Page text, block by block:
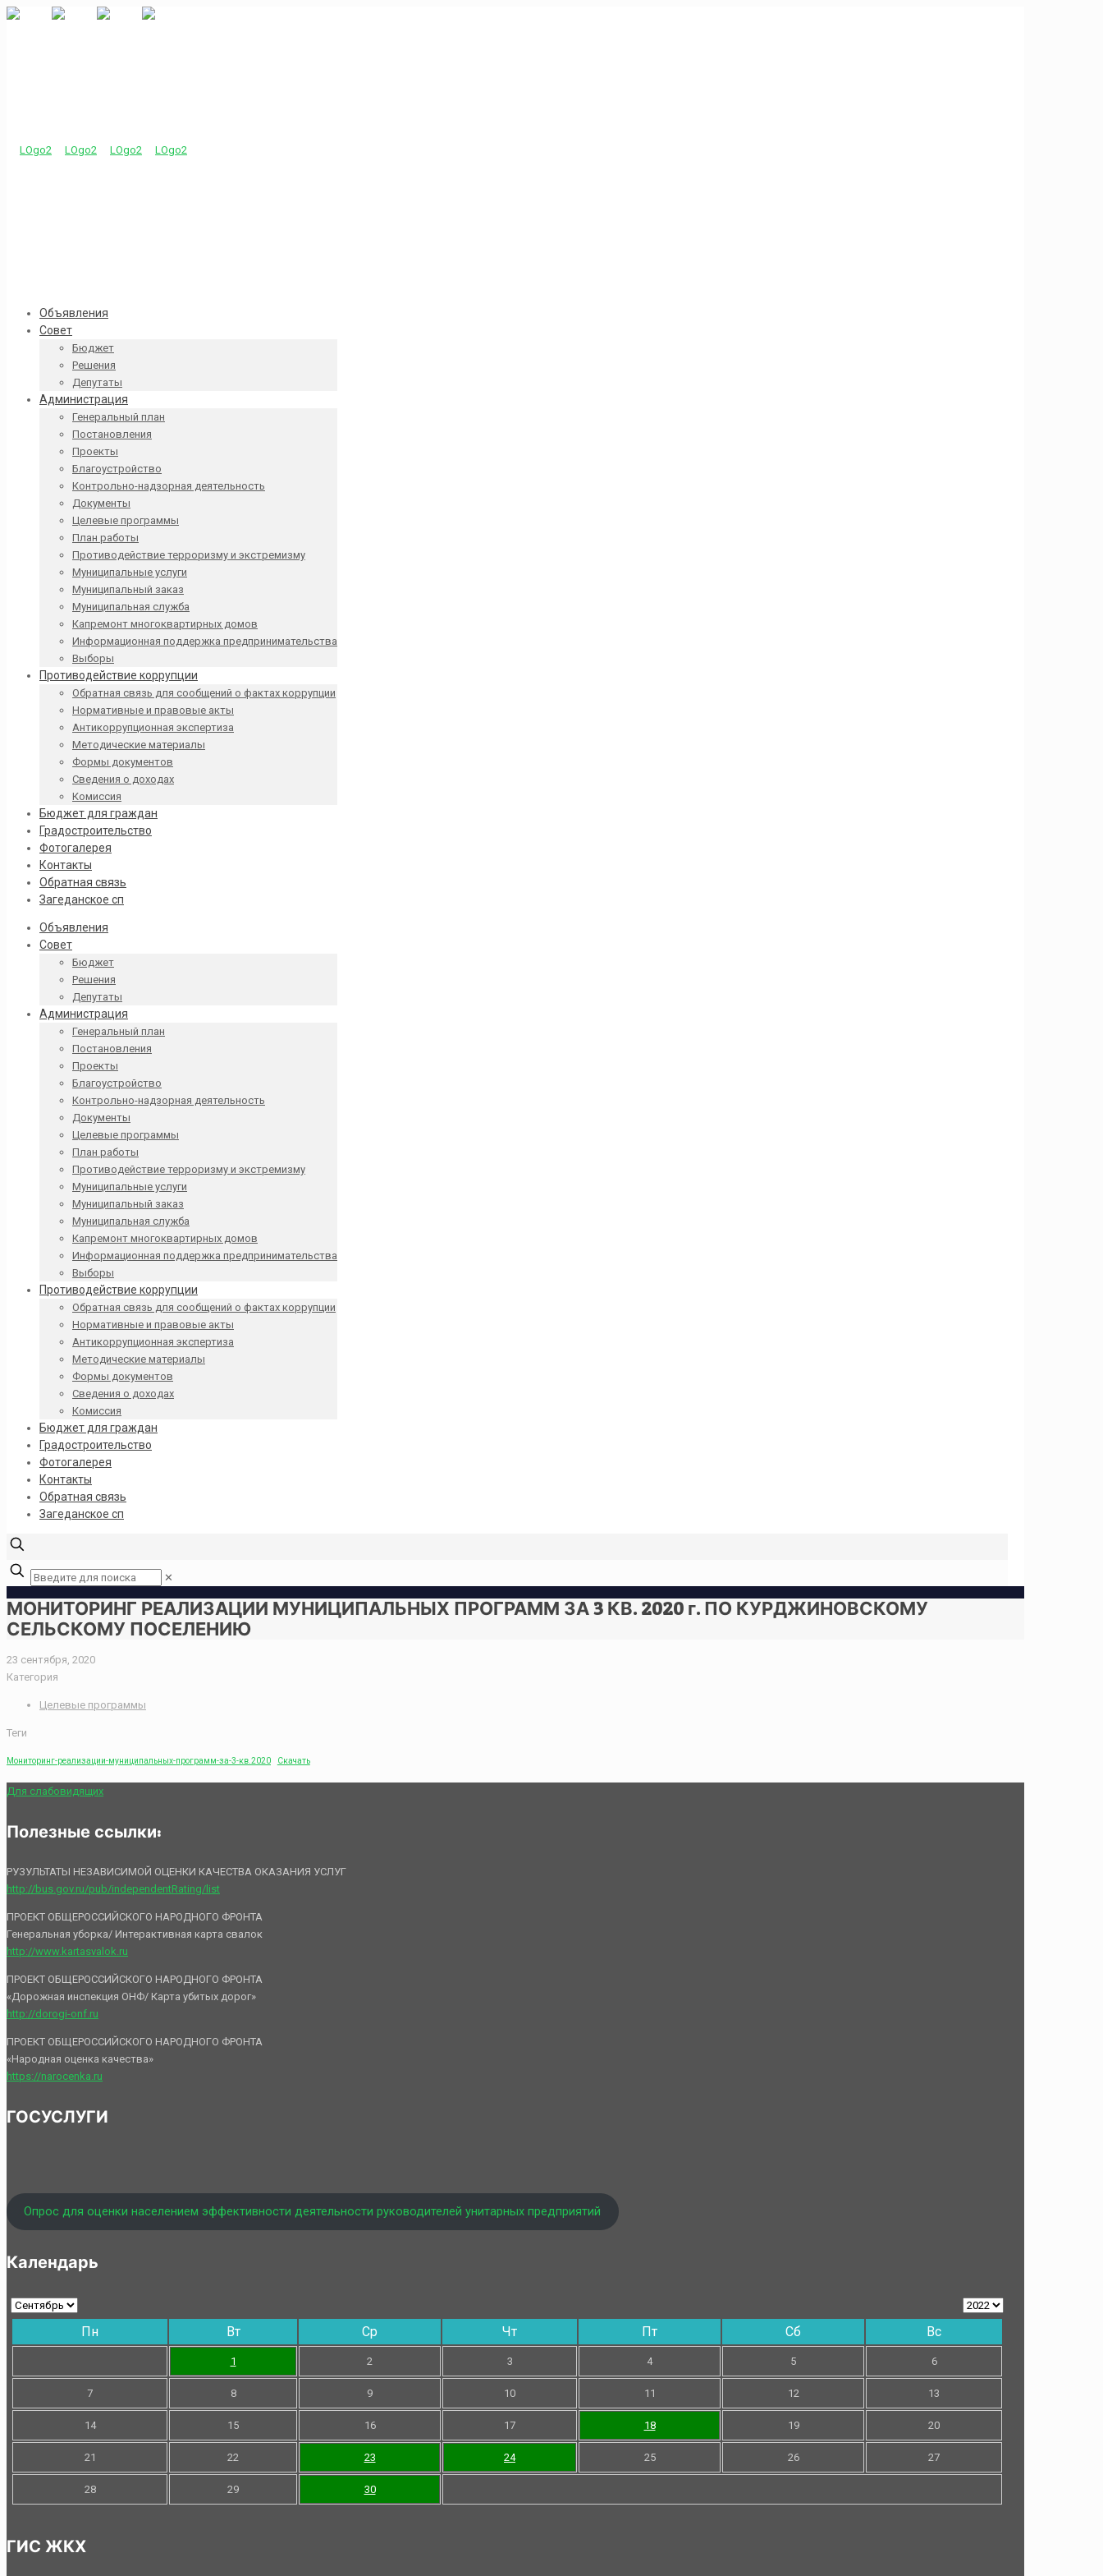
Объявления
Совет
Бюджет
Решения
Депутаты
Администрация
Генеральный план
Постановления
Проекты
Благоустройство
Контрольно-надзорная деятельность
Документы
Целевые программы
План работы
Противодействие терроризму и экстремизму
Муниципальные услуги
Муниципальный заказ
Муниципальная служба
Капремонт многоквартирных домов
Информационная поддержка предпринимательства
Выборы
Противодействие коррупции
Обратная связь для сообщений о фактах коррупции
Нормативные и правовые акты
Антикоррупционная экспертиза
Методические материалы
Формы документов
Сведения о доходах
Комиссия
Бюджет для граждан
Градостроительство
Фотогалерея
Контакты
Обратная связь
Загеданское сп
Объявления
Совет
Бюджет
Решения
Депутаты
Администрация
Генеральный план
Постановления
Проекты
Благоустройство
Контрольно-надзорная деятельность
Документы
Целевые программы
План работы
Противодействие терроризму и экстремизму
Муниципальные услуги
Муниципальный заказ
Муниципальная служба
Капремонт многоквартирных домов
Информационная поддержка предпринимательства
Выборы
Противодействие коррупции
Обратная связь для сообщений о фактах коррупции
Нормативные и правовые акты
Антикоррупционная экспертиза
Методические материалы
Формы документов
Сведения о доходах
Комиссия
Бюджет для граждан
Градостроительство
Фотогалерея
Контакты
Обратная связь
Загеданское сп
✕
МОНИТОРИНГ РЕАЛИЗАЦИИ МУНИЦИПАЛЬНЫХ ПРОГРАММ ЗА 3 КВ. 2020 г. ПО КУРДЖИНОВСКОМУ
СЕЛЬСКОМУ ПОСЕЛЕНИЮ
23 сентября, 2020
Категория
Целевые программы
Теги
Мониторинг-реализации-муниципальных-программ-за-3-кв.2020 Скачать
Для слабовидящих
Полезные ссылки:
РУЗУЛЬТАТЫ НЕЗАВИСИМОЙ ОЦЕНКИ КАЧЕСТВА ОКАЗАНИЯ УСЛУГ
http://bus.gov.ru/pub/independentRating/list
ПРОЕКТ ОБЩЕРОССИЙСКОГО НАРОДНОГО ФРОНТА
Генеральная уборка/ Интерактивная карта свалок
http://www.kartasvalok.ru
ПРОЕКТ ОБЩЕРОССИЙСКОГО НАРОДНОГО ФРОНТА
«Дорожная инспекция ОНФ/ Карта убитых дорог»
http://dorogi-onf.ru
ПРОЕКТ ОБЩЕРОССИЙСКОГО НАРОДНОГО ФРОНТА
«Народная оценка качества»
https://narocenka.ru
ГОСУСЛУГИ
Опрос для оценки населением эффективности деятельности руководителей унитарных предприятий
Календарь
Пн Вт Ср Чт Пт Сб Вс
1 2 3 4 5 6
7 8 9 10 11 12 13
14 15 16 17 18 19 20
21 22 23 24 25 26 27
28 29 30
ГИС ЖКХ